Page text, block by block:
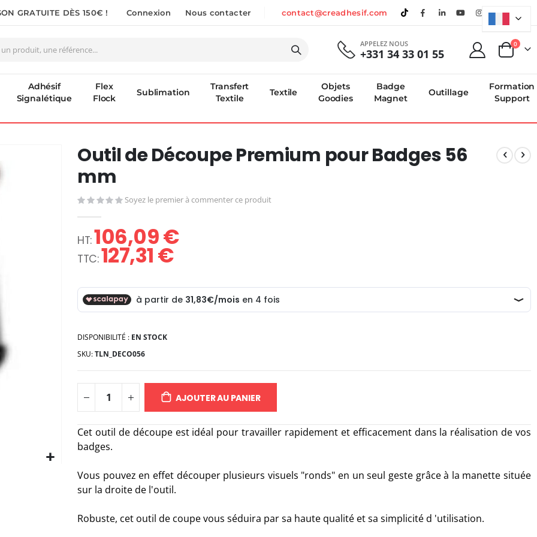
GRATUITE DÈS 150€ ! Connexion Nous contacter contact@creadhesif.com
APPELEZ NOUS
+331 34 33 01 55 Panier
0
Adhésif
Signalétique
Flex
Flock
Sublimation
Transfert
Textile
Textile
Objets
Goodies
Badge
Magnet
Outillage
Formation
Support
Outil de Découpe Premium pour Badges 56
mm
Soyez le premier à commenter ce produit
127,31 €
106,09 €
DISPONIBILITÉ : EN STOCK
SKU TLN_DECO056
AJOUTER AU PANIER
Cet outil de découpe est idéal pour travailler rapidement et efficacement dans la réalisation de vos
badges.
Vous pouvez en effet découper plusieurs visuels "ronds" en un seul geste grâce à la manette située
sur la droite de l'outil.
Robuste, cet outil de coupe vous séduira par sa haute qualité et sa simplicité d 'utilisation.